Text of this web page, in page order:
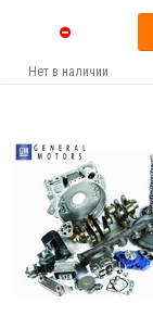
Нет в наличии